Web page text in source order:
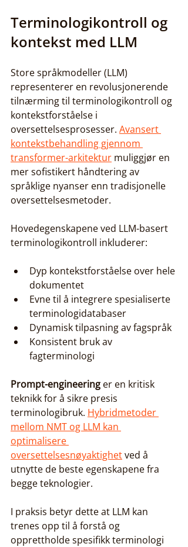
Terminologikontroll og
kontekst med LLM
Store språkmodeller (LLM)
representerer en revolusjonerende
tilnærming til terminologikontroll og
kontekstforståelse i
oversettelsesprosesser. Avansert
kontekstbehandling gjennom
transformer-arkitektur muliggjør en
mer sofistikert håndtering av
språklige nyanser enn tradisjonelle
oversettelsesmetoder.
Hovedegenskapene ved LLM-basert
terminologikontroll inkluderer:
Dyp kontekstforståelse over hele
dokumentet
Evne til å integrere spesialiserte
terminologidatabaser
Dynamisk tilpasning av fagspråk
Konsistent bruk av
fagterminologi
Prompt-engineering er en kritisk
teknikk for å sikre presis
terminologibruk. Hybridmetoder
mellom NMT og LLM kan
optimalisere
oversettelsesnøyaktighet ved å
utnytte de beste egenskapene fra
begge teknologier.
I praksis betyr dette at LLM kan
trenes opp til å forstå og
opprettholde spesifikk terminologi